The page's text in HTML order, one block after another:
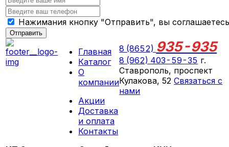
Нажимания кнопку "Отправить", вы
Отправить
Главная
Каталог
О
компании
Акции
Доставка
и оплата
Контакты
8 (8652) 935-935
8 (962) 403-59-35 г.
Ставрополь, проспект
Кулакова, 52Связаться с
нами